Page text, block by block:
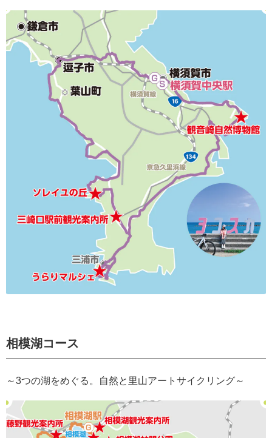
相模湖コース
～3つの湖をめぐる。自然と里山アートサイクリング～